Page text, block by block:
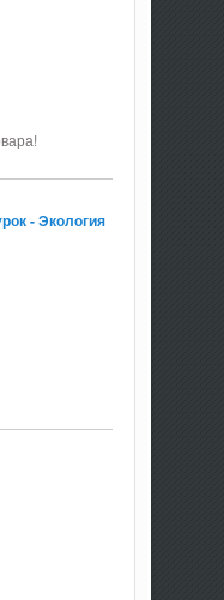
- Экология